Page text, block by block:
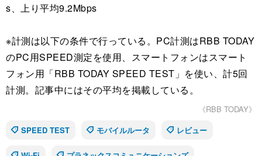
s、上り平均9.2Mbps
※計測は以下の条件で行っている。PC計測はRBB TODAY
のPC用SPEED測定を使用、スマートフォンはスマート
フォン用「RBB TODAY SPEED TEST」を使い、計5回
計測。記事中にはその平均を掲載している。
《RBB TODAY》
SPEED TEST
モバイルルータ レビュー